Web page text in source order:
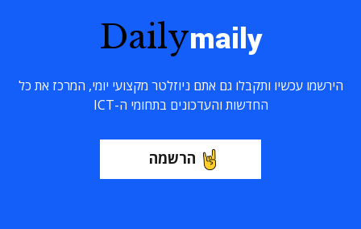
Dailymaily
הירשמו עכשיו ותקבלו גם אתם ניוזלטר מקצועי יומי, המרכז את כל
החדשות והעדכונים בתחומי ה-ICT
הרשמה